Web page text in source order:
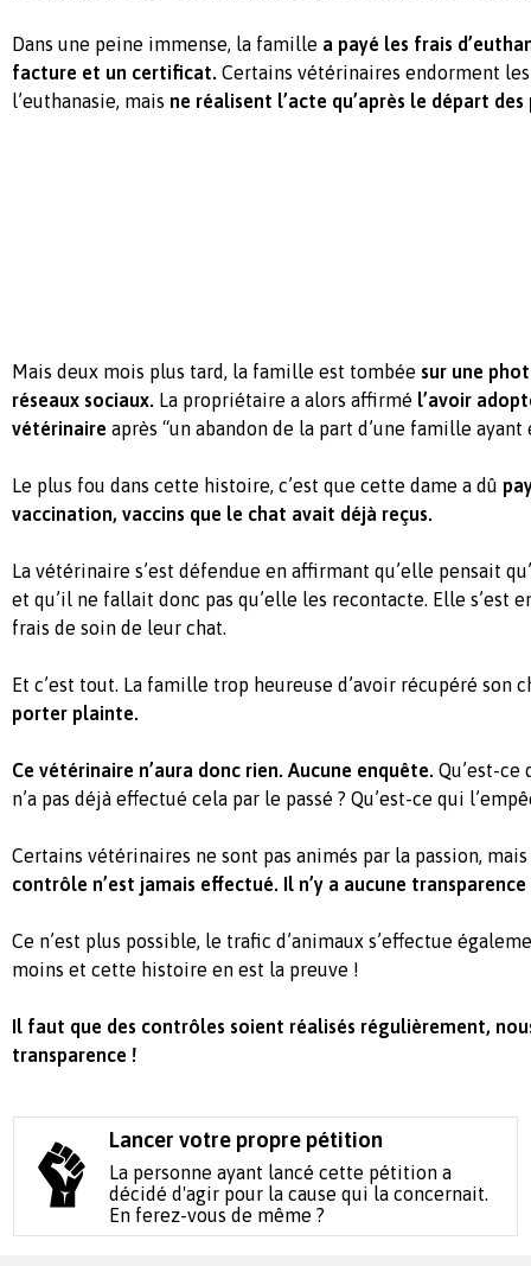
Dans une peine immense, la famille a payé les frais
facture et un certificat. Certains vétérinaires endorment
l’euthanasie, mais ne réalisent l’acte qu’après le départ
Mais deux mois plus tard, la famille est tombée sur une
réseaux sociaux. La propriétaire a alors affirmé l’avoir
vétérinaire après “un abandon de la part d’une famille
Le plus fou dans cette histoire, c’est que cette dame a dû
vaccination, vaccins que le chat avait déjà reçus.
La vétérinaire s’est défendue en affirmant qu’elle pensait
et qu’il ne fallait donc pas qu’elle les recontacte. Elle s’est
frais de soin de leur chat.
Et c’est tout. La famille trop heureuse d’avoir récupéré son
porter plainte.
Ce vétérinaire n’aura donc rien. Aucune enquête. Qu’est-ce
n’a pas déjà effectué cela par le passé ? Qu’est-ce qui
Certains vétérinaires ne sont pas animés par la passion,
contrôle n’est jamais effectué. Il n’y a aucune
Ce n’est plus possible, le trafic d’animaux s’effectue
moins et cette histoire en est la preuve !
Il faut que des contrôles soient réalisés régulièrement,
transparence !
Lancer votre propre pétition
La personne ayant lancé cette pétition a
décidé d'agir pour la cause qui la concernait.
En ferez-vous de même ?